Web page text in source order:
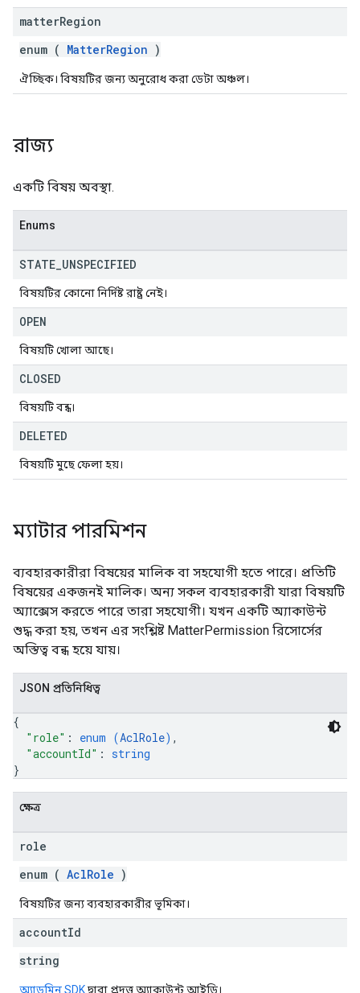
matterRegion
enum ( MatterRegion )
ঐচ্ছিক। বিষয়টির জন্য অনুরোধ করা ডেটা অঞ্চল।
রাজ্য
একটি বিষয় অবস্থা.
Enums
STATE UNSPECIFIED
বিষয়টির কোনো নির্দিষ্ট রাষ্ট্র নেই।
OPEN
বিষয়টি খোলা আছে।
CLOSED
বিষয়টি বন্ধ।
DELETED
বিষয়টি মুছে ফেলা হয়।
ম্যাটার পারমিশন
ব্যবহারকারীরা বিষয়ের মালিক বা সহযোগী হতে পারে। প্রতিটি
বিষয়ের একজনই মালিক। অন্য সকল ব্যবহারকারী যারা বিষয়টি
অ্যাক্সেস করতে পারে তারা সহযোগী। যখন একটি অ্যাকাউন্ট
শুদ্ধ করা হয়, তখন এর সংশ্লিষ্ট MatterPermission রিসোর্সের
অস্তিত্ব বন্ধ হয়ে যায়।
JSON প্রতিনিধিত্ব
{
"role" : enum (AclRole) ,
"accountId" : string
}
ক্ষেত্র
role
enum ( AclRole )
বিষয়টির জন্য ব্যবহারকারীর ভূমিকা।
accountId
string
অ্যাডমিন SDKদ্বারা প্রদত্ত অ্যাকাউন্ট আইডি।